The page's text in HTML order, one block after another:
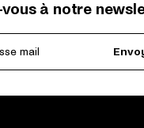
à notre
mail